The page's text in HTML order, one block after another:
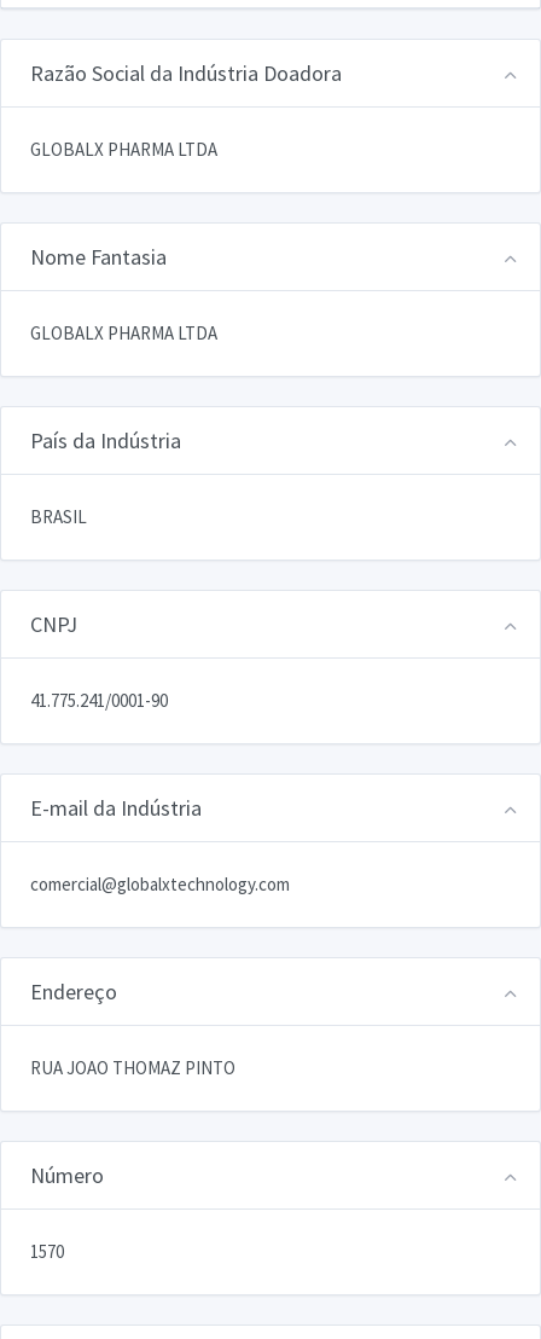
Razão Social da Indústria Doadora
GLOBALX PHARMA LTDA
Nome Fantasia
GLOBALX PHARMA LTDA
País da Indústria
BRASIL
CNPJ
41.775.241/0001-90
E-mail da Indústria
comercial@globalxtechnology.com
Endereço
RUA JOAO THOMAZ PINTO
Número
1570